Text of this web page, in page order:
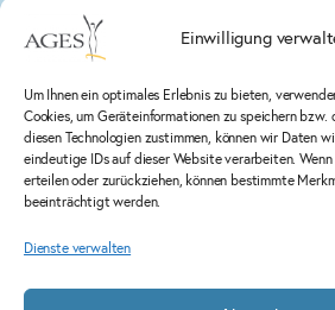
Einwilligung
Um Ihnen ein optimales Erlebnis zu bieten,
Cookies, um Geräteinformationen zu speichern bzw.
diesen Technologien zustimmen, können wir Daten
eindeutige IDs auf dieser Website verarbeiten.
erteilen oder zurückziehen, können bestimmte
beeinträchtigt werden.
Dienste verwalten
Mehr erfahren